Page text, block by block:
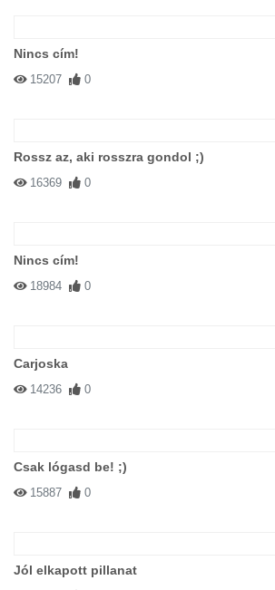
Nincs cím!
15207 0
Rossz az, aki rosszra gondol ;)
16369 0
Nincs cím!
18984 0
Carjoska
14236 0
Csak lógasd be! ;)
15887 0
Jól elkapott pillanat